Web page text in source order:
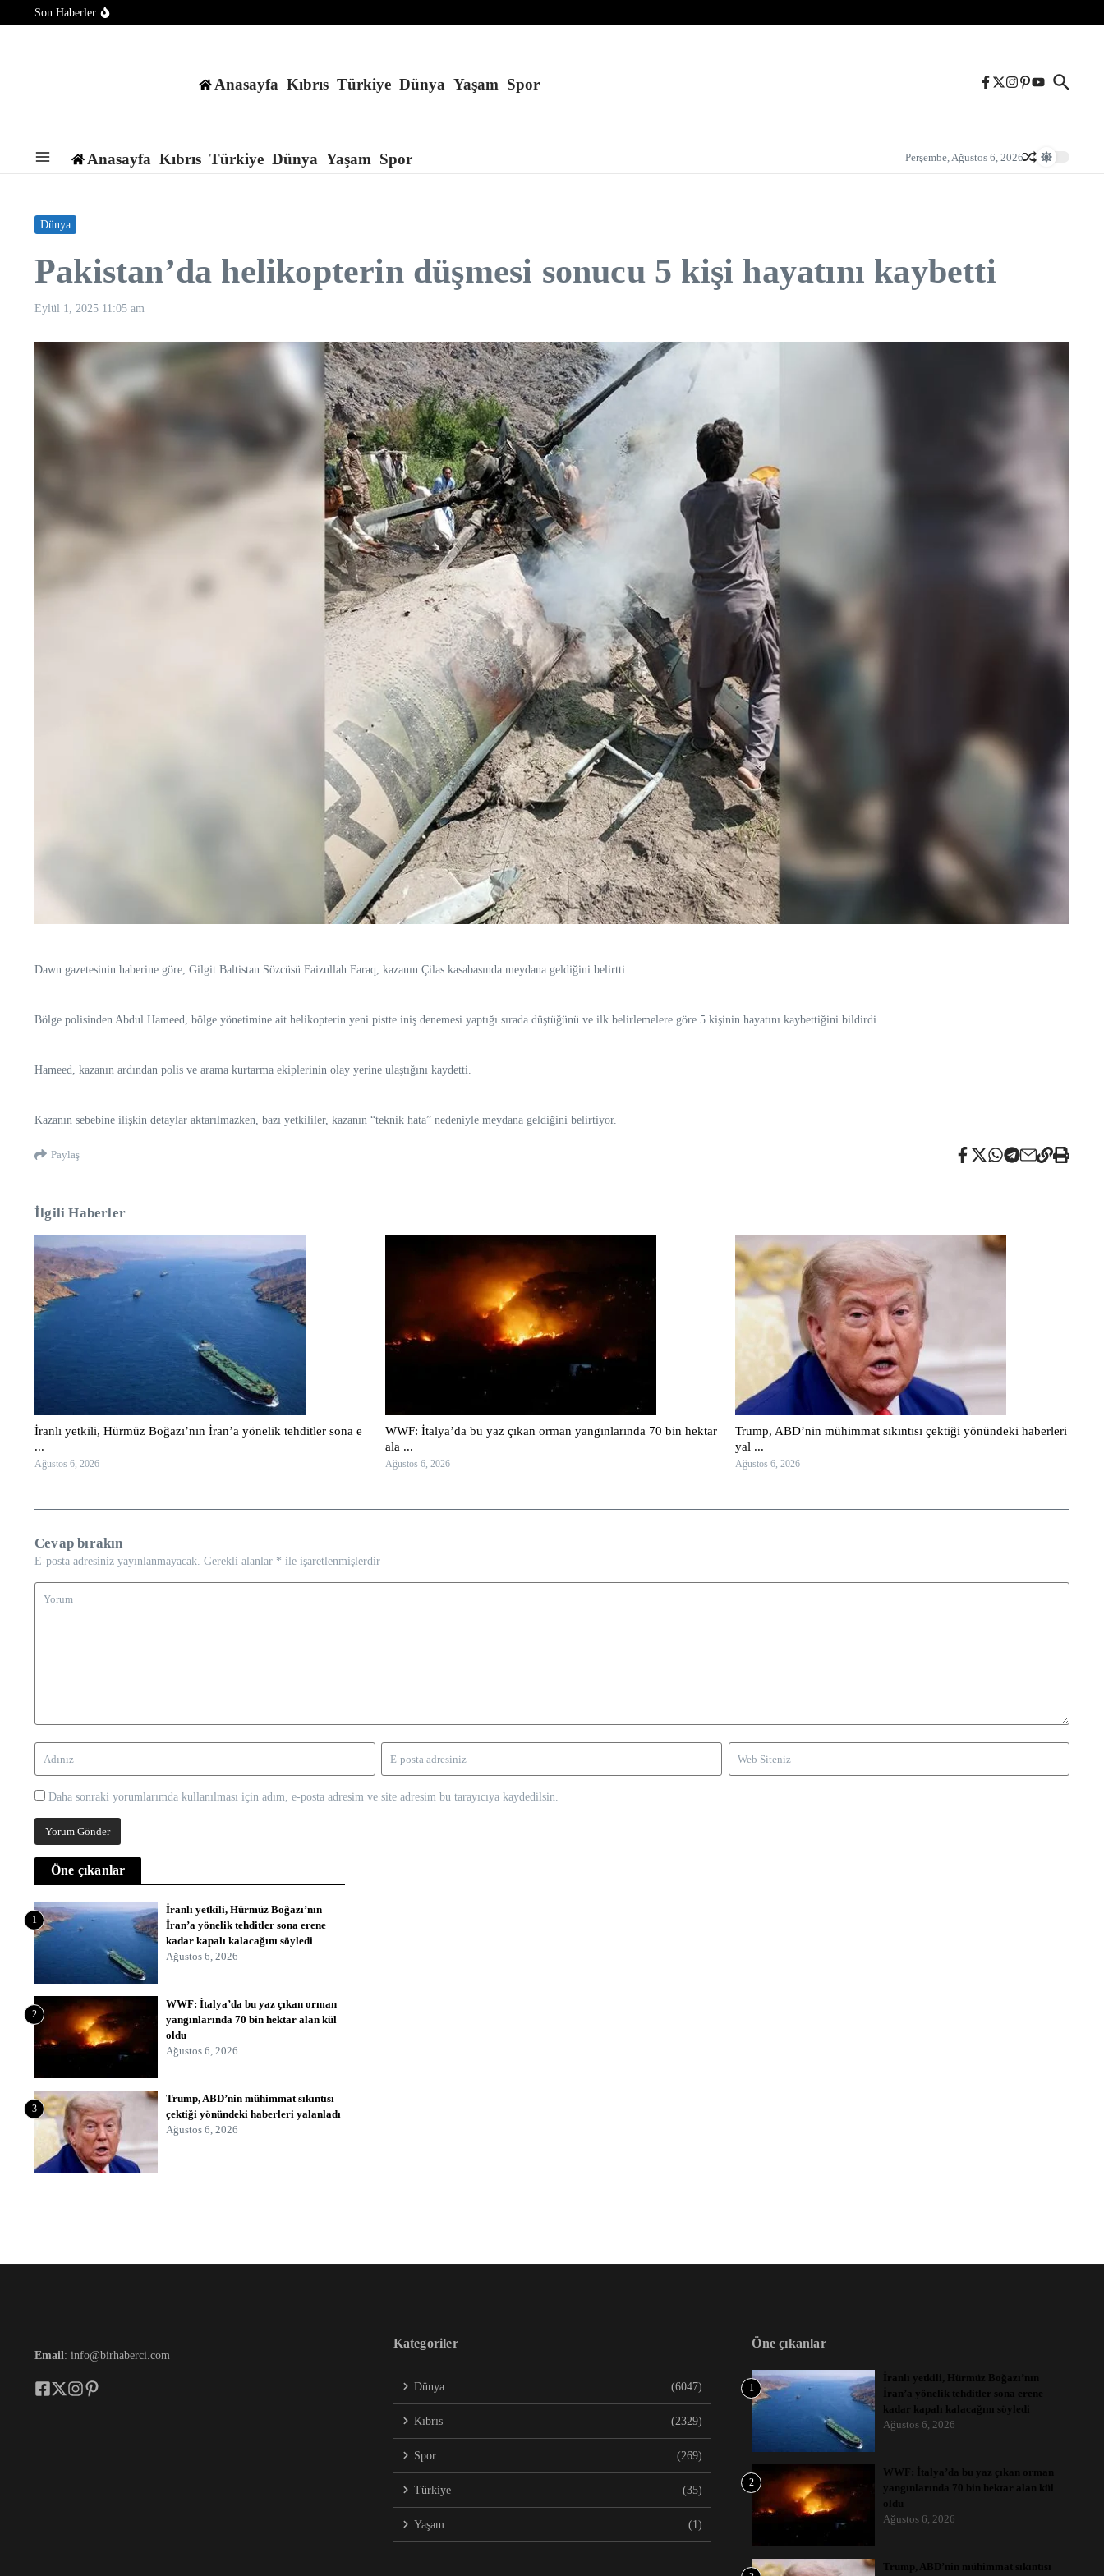
İçeriğe atlaSon Haberler
SpaceX roketi Ay’a çarptı – Son Dakika Haberleri
Anasayfa Kıbrıs Türkiye Dünya Yaşam Spor
Anasayfa Kıbrıs Türkiye Dünya Yaşam Spor Perşembe, Ağustos 6, 2026
Dünya
Pakistan’da helikopterin düşmesi sonucu 5 kişi hayatını kaybetti
Eylül 1, 2025 11:05 am
Dawn gazetesinin haberine göre, Gilgit Baltistan Sözcüsü Faizullah Faraq, kazanın Çilas kasabasında meydana geldiğini belirtti.
Bölge polisinden Abdul Hameed, bölge yönetimine ait helikopterin yeni pistte iniş denemesi yaptığı sırada düştüğünü ve ilk belirlemelere göre 5 kişinin hayatını kaybettiğini bildirdi.
Hameed, kazanın ardından polis ve arama kurtarma ekiplerinin olay yerine ulaştığını kaydetti.
Kazanın sebebine ilişkin detaylar aktarılmazken, bazı yetkililer, kazanın “teknik hata” nedeniyle meydana geldiğini belirtiyor.
Paylaş
İlgili Haberler
İranlı yetkili, Hürmüz Boğazı’nın İran’a yönelik tehditler sona e
...
Ağustos 6, 2026
WWF: İtalya’da bu yaz çıkan orman yangınlarında 70 bin hektar
ala ...
Ağustos 6, 2026
Trump, ABD’nin mühimmat sıkıntısı çektiği yönündeki haberleri
yal ...
Ağustos 6, 2026
Cevap bırakın
E-posta adresiniz yayınlanmayacak. Gerekli alanlar * ile işaretlenmişlerdir
Daha sonraki yorumlarımda kullanılması için adım, e-posta adresim ve site adresim bu tarayıcıya kaydedilsin.
Öne çıkanlar
1
İranlı yetkili, Hürmüz Boğazı’nın
İran’a yönelik tehditler sona erene
kadar kapalı kalacağını söyledi
Ağustos 6, 2026
2
WWF: İtalya’da bu yaz çıkan orman
yangınlarında 70 bin hektar alan kül
oldu
Ağustos 6, 2026
3
Trump, ABD’nin mühimmat sıkıntısı
çektiği yönündeki haberleri yalanladı
Ağustos 6, 2026
Email : info@birhaberci.com
Kategoriler
Dünya (6047)
Kıbrıs (2329)
Spor (269)
Türkiye (35)
Yaşam (1)
Öne çıkanlar
1
İranlı yetkili, Hürmüz Boğazı’nın
İran’a yönelik tehditler sona erene
kadar kapalı kalacağını söyledi
Ağustos 6, 2026
2
WWF: İtalya’da bu yaz çıkan orman
yangınlarında 70 bin hektar alan kül
oldu
Ağustos 6, 2026
Trump, ABD’nin mühimmat sıkıntısı